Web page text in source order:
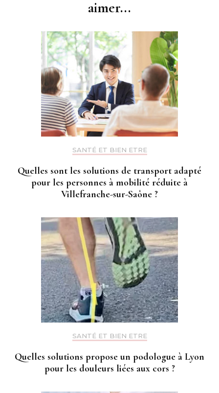
aimer...
SANTÉ ET BIEN ETRE
Quelles sont les solutions de transport adapté
pour les personnes à mobilité réduite à
Villefranche-sur-Saône ?
SANTÉ ET BIEN ETRE
Quelles solutions propose un podologue à Lyon
pour les douleurs liées aux cors ?